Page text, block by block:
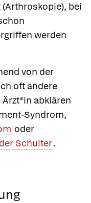
bei
werden
von der
oft andere
abklären
Syndrom,
oder
Schulter.